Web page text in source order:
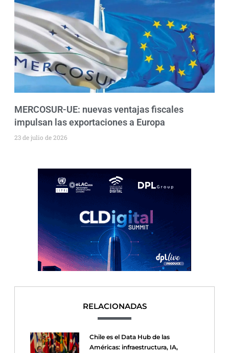
MERCOSUR-UE: nuevas ventajas fiscales
impulsan las exportaciones a Europa
23 de julio de 2026
RELACIONADAS
Chile es el Data Hub de las
Américas: infraestructura, IA,